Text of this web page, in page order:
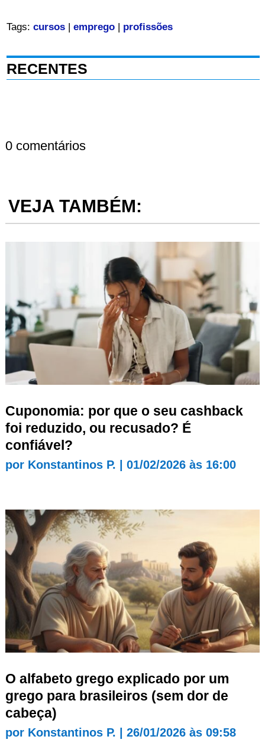
Tags: cursos| emprego| profissões
RECENTES
0 comentários
VEJA TAMBÉM:
Cuponomia: por que o seu cashback
foi reduzido, ou recusado? É
confiável?
por Konstantinos P. 01/02/2026 às 16:00
O alfabeto grego explicado por um
grego para brasileiros (sem dor de
cabeça)
por Konstantinos P. 26/01/2026 às 09:58